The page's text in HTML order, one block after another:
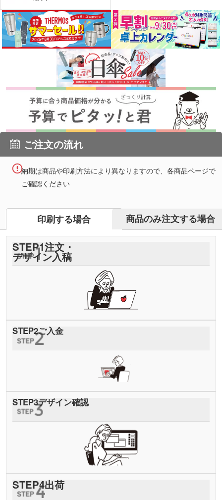
ご注文の流れ
納期は商品や印刷方法により異なりますので、各商品ページで
ご確認ください
印刷する場合 商品のみ注文する場合
STEP1注文・
デザイン入稿
STEP2ご入金
STEP3デザイン確認
STEP4出荷